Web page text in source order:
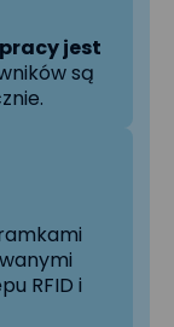
jest
są
RFID i